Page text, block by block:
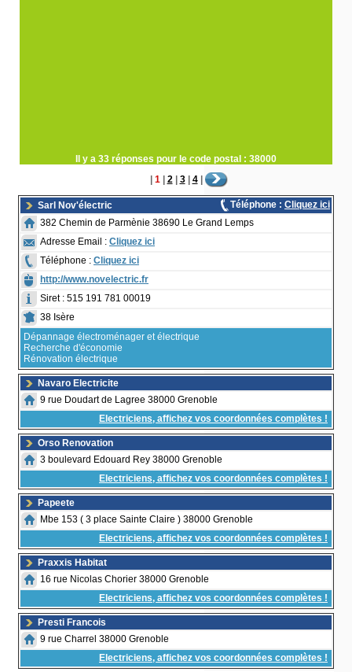
Il y a 33 réponses pour le code postal : 38000
| 1 | 2 | 3| 4|
Sarl Nov'électric Téléphone : Cliquez ici
382 Chemin de Parmènie 38690 Le Grand Lemps
Adresse Email : Cliquez ici
Téléphone : Cliquez ici
http://www.novelectric.fr
Siret : 515 191 781 00019
38 Isère
Dépannage électroménager et électrique
Recherche d'économie
Rénovation électrique
Navaro Electricite
9 rue Doudart de Lagree 38000 Grenoble
Electriciens, affichez vos coordonnées complètes !
Orso Renovation
3 boulevard Edouard Rey 38000 Grenoble
Electriciens, affichez vos coordonnées complètes !
Papeete
Mbe 153 ( 3 place Sainte Claire ) 38000 Grenoble
Electriciens, affichez vos coordonnées complètes !
Praxxis Habitat
16 rue Nicolas Chorier 38000 Grenoble
Electriciens, affichez vos coordonnées complètes !
Presti Francois
9 rue Charrel 38000 Grenoble
Electriciens, affichez vos coordonnées complètes !